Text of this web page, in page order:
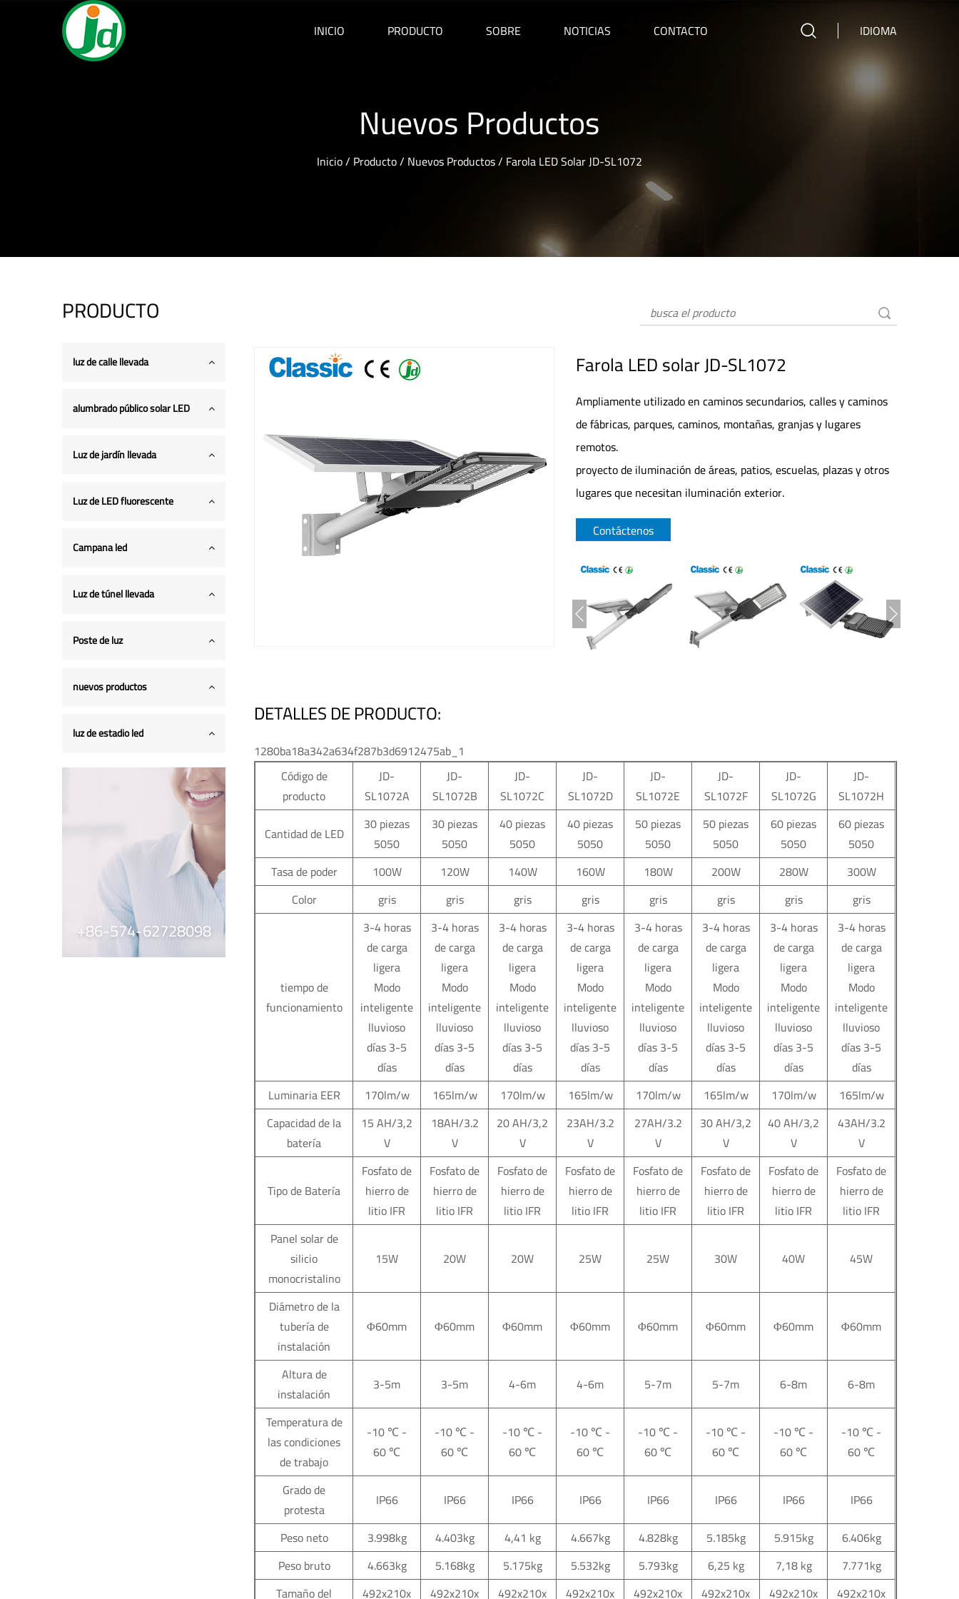
INICIO PRODUCTO SOBRE NOTICIAS CONTACTO IDIOMA
Nuevos Productos
Inicio/ Producto/ Nuevos Productos/ Farola LED Solar JD-SL1072
PRODUCTO
luz de calle llevada
alumbrado público solar LED
Luz de jardín llevada
Luz de LED fluorescente
Campana led
Luz de túnel llevada
Poste de luz
nuevos productos
luz de estadio led
+86-574-62728098
Farola LED solar JD-SL1072
Ampliamente utilizado en caminos secundarios, calles y caminos
de fábricas, parques, caminos, montañas, granjas y lugares
remotos.
proyecto de iluminación de áreas, patios, escuelas, plazas y otros
lugares que necesitan iluminación exterior.
Contáctenos
DETALLES DE PRODUCTO:
1280ba18a342a634f287b3d6912475ab_1
Código de
producto
JD-
SL1072A
JD-
SL1072B
JD-
SL1072C
JD-
SL1072D
JD-
SL1072E
JD-
SL1072F
JD-
SL1072G
JD-
SL1072H
Cantidad de LED
30 piezas
5050
30 piezas
5050
40 piezas
5050
40 piezas
5050
50 piezas
5050
50 piezas
5050
60 piezas
5050
60 piezas
5050
Tasa de poder
100W 120W 140W 160W 180W 200W 280W
300W
Color
gris gris gris gris gris gris gris gris
tiempo de
funcionamiento
3-4 horas
de carga
ligera
Modo
inteligente
lluvioso
días 3-5
días
3-4 horas
de carga
ligera
Modo
inteligente
lluvioso
días 3-5
días
3-4 horas
de carga
ligera
Modo
inteligente
lluvioso
días 3-5
días
3-4 horas
de carga
ligera
Modo
inteligente
lluvioso
días 3-5
días
3-4 horas
de carga
ligera
Modo
inteligente
lluvioso
días 3-5
días
3-4 horas
de carga
ligera
Modo
inteligente
lluvioso
días 3-5
días
3-4 horas
de carga
ligera
Modo
inteligente
lluvioso
días 3-5
días
3-4 horas
de carga
ligera
Modo
inteligente
lluvioso
días 3-5
días
Luminaria EER
170lm/w 165lm/w 170lm/w 165lm/w 170lm/w 165lm/w 170lm/w
165lm/w
Capacidad de la
batería
15 AH/3,2
V
18AH/3.2
V
20 AH/3,2
V
23AH/3.2
V
27AH/3.2
V
30 AH/3,2
V
40 AH/3,2
V
43AH/3.2
V
Tipo de Batería
Fosfato de
hierro de
litio IFR
Fosfato de
hierro de
litio IFR
Fosfato de
hierro de
litio IFR
Fosfato de
hierro de
litio IFR
Fosfato de
hierro de
litio IFR
Fosfato de
hierro de
litio IFR
Fosfato de
hierro de
litio IFR
Fosfato de
hierro de
litio IFR
Panel solar de
silicio
monocristalino
15W 20W 20W 25W 25W 30W 40W 45W
Diámetro de la
tubería de
instalación
Φ60mm Φ60mm Φ60mm Φ60mm Φ60mm Φ60mm Φ60mm Φ60mm
Altura de
instalación
3-5m 3-5m 4-6m 4-6m 5-7m 5-7m 6-8m
6-8m
Temperatura de
las condiciones
de trabajo
-10℃-
60℃
-10℃-
60℃
-10℃-
60℃
-10℃-
60℃
-10℃-
60℃
-10℃-
60℃
-10℃-
60℃
-10℃-
60℃
Grado de
protesta
IP66 IP66 IP66 IP66 IP66 IP66 IP66
IP66
Peso neto
3.998kg 4.403kg 4,41 kg 4.667kg 4.828kg 5.185kg 5.915kg
6.406kg
Peso bruto
4.663kg 5.168kg 5.175kg 5.532kg 5.793kg 6,25 kg 7,18 kg
7.771kg
Tamaño del
492x210x
492x210x
492x210x
492x210x
492x210x
492x210x
492x210x
492x210x